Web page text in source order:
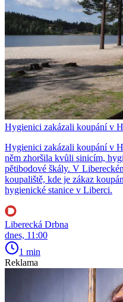
Hygienici zakázali koupání v
Hygienici zakázali koupání v
něm zhoršila kvůli sinicím,
pětibodové škály. V
koupaliště, kde je zákaz
hygienické stanice v Liberci.
Liberecká Drbna
dnes, 11:00
1 min
Reklama